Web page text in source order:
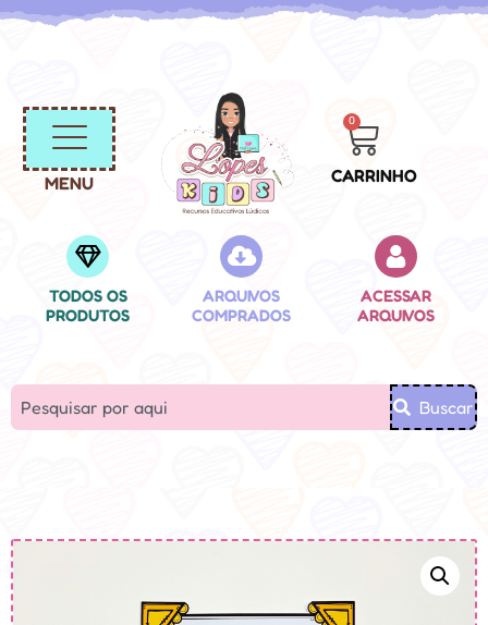
MENU
0
CARRINHO
TODOS OS
PRODUTOS
ARQUIVOS
COMPRADOS
ACESSAR
ARQUIVOS
Buscar